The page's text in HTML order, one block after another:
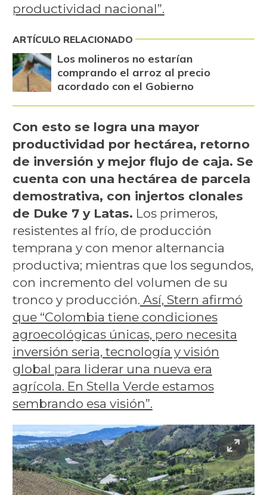
productividad nacional”.
ARTÍCULO RELACIONADO
Los molineros no estarían
comprando el arroz al precio
acordado con el Gobierno
Con esto se logra una mayor
productividad por hectárea, retorno
de inversión y mejor flujo de caja. Se
cuenta con una hectárea de parcela
demostrativa, con injertos clonales
de Duke 7 y Latas. Los primeros,
resistentes al frío, de producción
temprana y con menor alternancia
productiva; mientras que los segundos,
con incremento del volumen de su
tronco y producción. Así, Stern afirmó
que “Colombia tiene condiciones
agroecológicas únicas, pero necesita
inversión seria, tecnología y visión
global para liderar una nueva era
agrícola. En Stella Verde estamos
sembrando esa visión”.